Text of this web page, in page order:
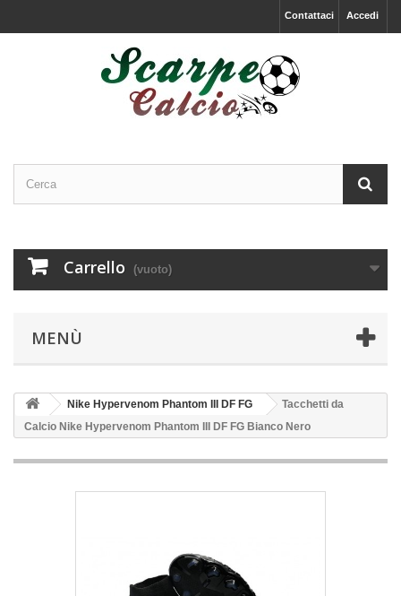
Accedi
Contattaci
Carrello (vuoto)
MENÙ
Nike Hypervenom Phantom III DF FG
Tacchetti da
Calcio Nike Hypervenom Phantom III DF FG Bianco Nero